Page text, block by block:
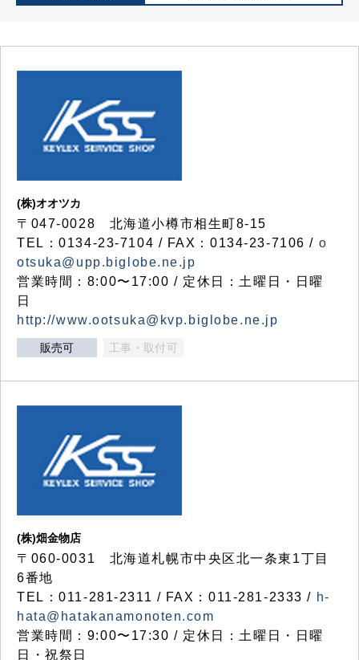
(株)オオツカ
〒047-0028 北海道小樽市相生町8-15
TEL：0134-23-7104 / FAX：0134-23-7106 / o
otsuka@upp.biglobe.ne.jp
営業時間：8:00〜17:00 / 定休日：土曜日・日曜
日
http://www.ootsuka@kvp.biglobe.ne.jp
販売可 工事・取付可
(株)畑金物店
〒060-0031 北海道札幌市中央区北一条東1丁目
6番地
TEL：011-281-2311 / FAX：011-281-2333 / h-
hata@hatakanamonoten.com
営業時間：9:00〜17:30 / 定休日：土曜日・日曜
日・祝祭日